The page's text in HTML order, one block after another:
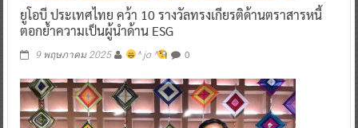
ยูโอบี ประเทศไทย คว้า 10 รางวัลทรงเกียรติด้านตราสารหนี้
ตอกย้ำความเป็นผู้นำด้าน ESG
9 พฤษภาคม 2025 ^ jo ^ 0